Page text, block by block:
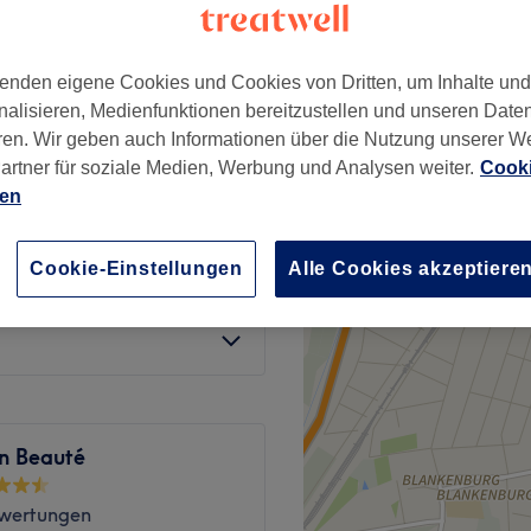
3 €
10 €
Beauté
eigene Cookies und Cookies von Dritten, um Inhalte
Medienfunktionen bereitzustellen und unseren
Wir geben auch Informationen über die Nutzung unserer
für soziale Medien, Werbung und Analysen weiter.
Cookie-Einstellungen Alle Cookies akzeptieren